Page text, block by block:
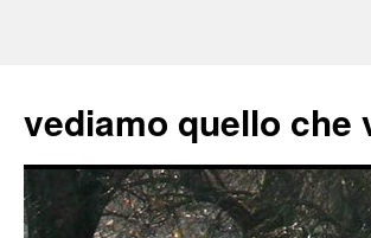
vediamo quello che